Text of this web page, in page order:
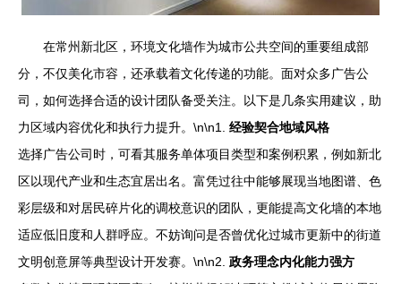
在常州新北区，环境文化墙作为城市公共空间的重要组成部
分，不仅美化市容，还承载着文化传递的功能。面对众多广告公
司，如何选择合适的设计团队备受关注。以下是几条实用建议，助
力区域内容优化和执行力提升。\n\n1. 经验契合地域风格
选择广告公司时，可看其服务单体项目类型和案例积累，例如新北
区以现代产业和生态宜居出名。富凭过往中能够展现当地图谱、色
彩层级和对居民碎片化的调校意识的团队，更能提高文化墙的本地
适应低旧度和人群呼应。不妨询问是否曾优化过城市更新中的街道
文明创意屏等典型设计开发赛。\n\n2. 政务理念内化能力强方